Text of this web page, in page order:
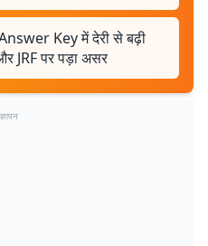
Key में देरी से बढ़ी
JRF पर पड़ा असर